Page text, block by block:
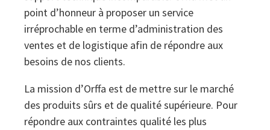
point d’honneur à proposer un service
irréprochable en terme d’administration des
ventes et de logistique afin de répondre aux
besoins de nos clients.
La mission d’Orffa est de mettre sur le marché
des produits sûrs et de qualité supérieure. Pour
répondre aux contraintes qualité les plus